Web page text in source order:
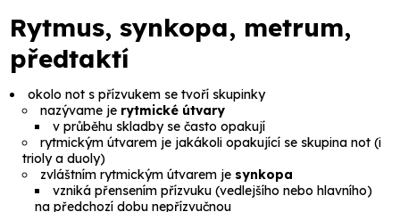
Rytmus, synkopa, metrum,
předtaktí
okolo not s přízvukem se tvoří skupinky
nazývame je rytmické útvary
v průběhu skladby se často opakují
rytmickým útvarem je jakákoli opakující se skupina not (i
trioly a duoly)
zvláštním rytmickým útvarem je synkopa
vzniká přensením přízvuku (vedlejšího nebo hlavního)
na předchozí dobu nepřízvučnou